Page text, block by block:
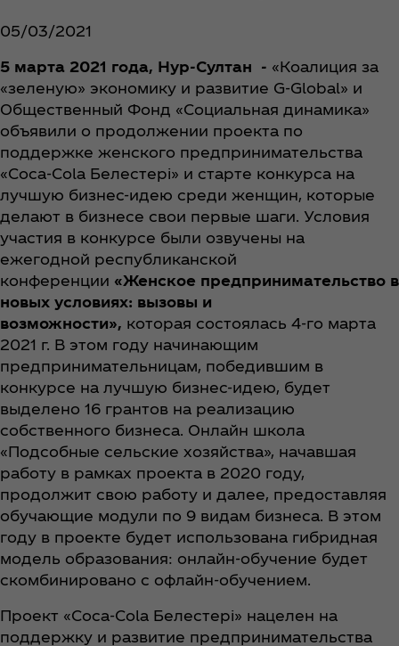
05/03/2021
5 марта 2021 года, Нур-Султан - «Коалиция за
«зеленую» экономику и развитие G-Global» и
Общественный Фонд «Социальная динамика»
объявили о продолжении проекта по
поддержке женского предпринимательства
«Coca‑Cola Белестері» и старте конкурса на
лучшую бизнес-идею среди женщин, которые
делают в бизнесе свои первые шаги. Условия
участия в конкурсе были озвучены на
ежегодной республиканской
конференции «Женское предпринимательство в
новых условиях: вызовы и
возможности», которая состоялась 4-го марта
2021 г. В этом году начинающим
предпринимательницам, победившим в
конкурсе на лучшую бизнес-идею, будет
выделено 16 грантов на реализацию
собственного бизнеса. Онлайн школа
«Подсобные сельские хозяйства», начавшая
работу в рамках проекта в 2020 году,
продолжит свою работу и далее, предоставляя
обучающие модули по 9 видам бизнеса. В этом
году в проекте будет использована гибридная
модель образования: онлайн-обучение будет
скомбинировано с офлайн-обучением.
Проект «Coca‑Cola Белестері» нацелен на
поддержку и развитие предпринимательства